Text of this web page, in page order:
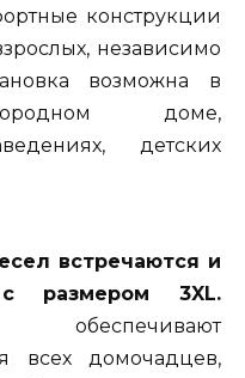
конструкции
независимо
возможна в
доме,
детских
встречаются и
размером 3XL.
всех домочадцев,